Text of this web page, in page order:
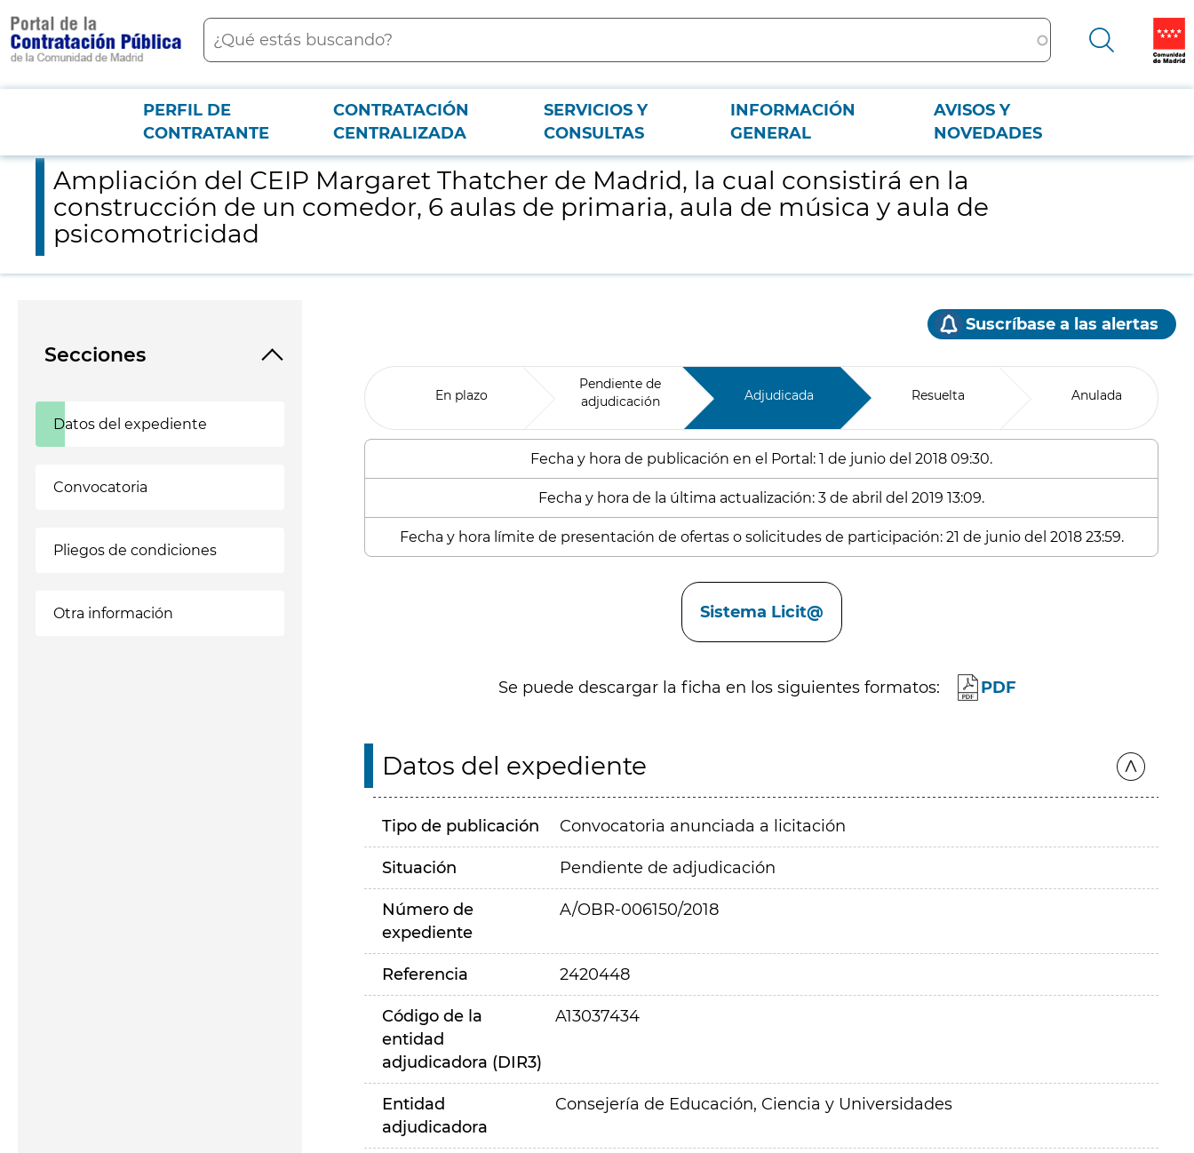
contenido
principal
Buscar
Menú PCON
PERFIL DE
CONTRATANTE
CONTRATACIÓN
CENTRALIZADA
SERVICIOS Y
CONSULTAS
INFORMACIÓN
GENERAL
AVISOS Y
NOVEDADES
Ampliación del CEIP Margaret Thatcher de Madrid, la cual consistirá en la construcción de un comedor, 6 aulas de primaria, aula de música y aula de psicomotricidad
Ampliación del CEIP Margaret Thatcher de Madrid, la cual consistirá en la
construcción de un comedor, 6 aulas de primaria, aula de música y aula de
psicomotricidad
Secciones
Datos del expediente
Convocatoria
Pliegos de condiciones
Otra información
Suscríbase a las alertas
En plazo
Pendiente de
adjudicación
Adjudicada Resuelta Anulada
Fecha y hora de publicación en el Portal: 1 de junio del 2018 09:30.
Fecha y hora de la última actualización: 3 de abril del 2019 13:09.
Fecha y hora límite de presentación de ofertas o solicitudes de participación: 21 de junio del 2018 23:59.
Sistema Licit@
Se puede descargar la ficha en los siguientes formatos: PDF
Datos del expediente
Tipo de publicación Convocatoria anunciada a licitación
Situación Pendiente de adjudicación
Número de
expediente
A/OBR-006150/2018
Referencia 2420448
Código de la
entidad
adjudicadora (DIR3)
A13037434
Entidad
adjudicadora
Consejería de Educación, Ciencia y Universidades